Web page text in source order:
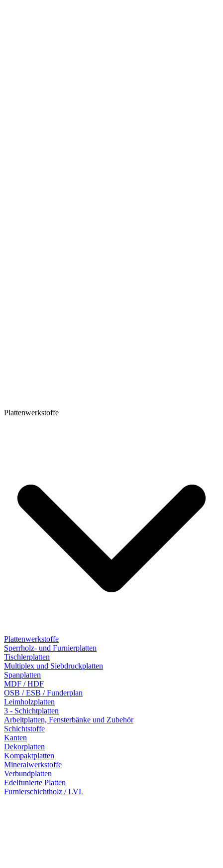
Plattenwerkstoffe
Plattenwerkstoffe
Sperrholz- und Furnierplatten
Tischlerplatten
Multiplex und Siebdruckplatten
Spanplatten
MDF / HDF
OSB / ESB / Funderplan
Leimholzplatten
3 - Schichtplatten
Arbeitplatten, Fensterbänke und Zubehör
Schichtstoffe
Kanten
Dekorplatten
Kompaktplatten
Mineralwerkstoffe
Verbundplatten
Edelfunierte Platten
Furnierschichtholz / LVL